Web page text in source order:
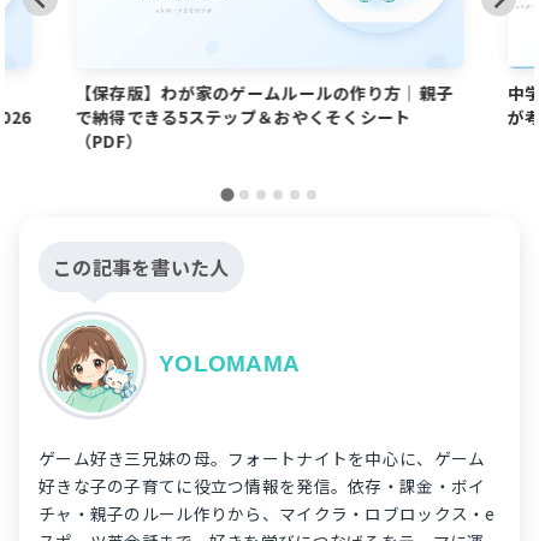
【保存版】わが家のゲームルールの作り方｜親子
で納得できる5ステップ＆おやくそくシート
（PDF）
中
が
この記事を書いた人
YOLOMAMA
ゲーム好き三兄妹の母。フォートナイトを中心に、ゲーム
好きな子の子育てに役立つ情報を発信。依存・課金・ボイ
チャ・親子のルール作りから、マイクラ・ロブロックス・e